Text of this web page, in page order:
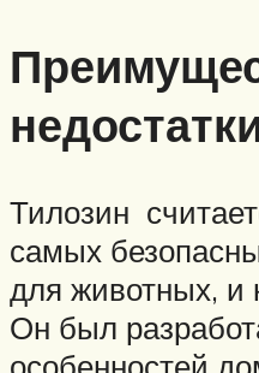
Тилозин
самых
для животных, и
Он был